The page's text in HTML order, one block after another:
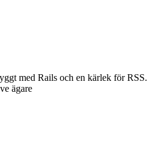
med Rails och en kärlek för RSS.
ägare